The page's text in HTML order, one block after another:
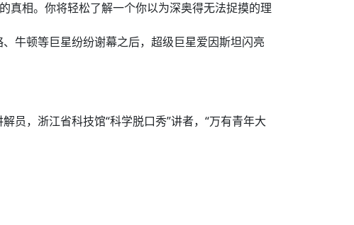
相。你将轻松了解一个你以为深奥得无法捉摸的理
牛顿等巨星纷纷谢幕之后，超级巨星爱因斯坦闪亮
员，浙江省科技馆“科学脱口秀”讲者，“万有青年大